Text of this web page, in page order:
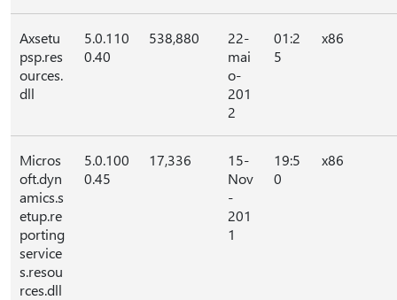
Axsetu
psp.res
ources.
dll
5.0.110
0.40
538,880
22-
mai
o-
201
2
01:2
5
x86
Micros
oft.dyn
amics.s
etup.re
porting
service
s.resou
rces.dll
5.0.100
0.45
17,336
15-
Nov
-
201
1
19:5
0
x86